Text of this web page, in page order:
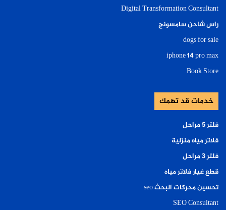
Digital Transformation Consultant
راس شاحن سامسونج
dogs for sale
iphone 14 pro max
Book Store
خدمات قد تهمك
فلتر ٥ مراحل
فلاتر مياه منزلية
فلتر ٣ مراحل
قطع غيار فلاتر مياه
تحسين محركات البحث seo
SEO Consultant